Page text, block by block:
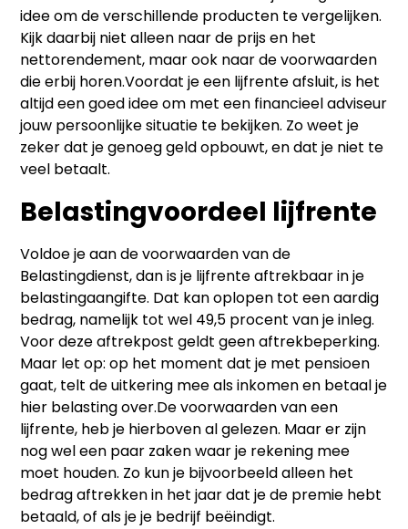
idee om de verschillende producten te vergelijken.
Kijk daarbij niet alleen naar de prijs en het
nettorendement, maar ook naar de voorwaarden
die erbij horen.Voordat je een lijfrente afsluit, is het
altijd een goed idee om met een financieel adviseur
jouw persoonlijke situatie te bekijken. Zo weet je
zeker dat je genoeg geld opbouwt, en dat je niet te
veel betaalt.
Belastingvoordeel lijfrente
Voldoe je aan de voorwaarden van de
Belastingdienst, dan is je lijfrente aftrekbaar in je
belastingaangifte. Dat kan oplopen tot een aardig
bedrag, namelijk tot wel 49,5 procent van je inleg.
Voor deze aftrekpost geldt geen aftrekbeperking.
Maar let op: op het moment dat je met pensioen
gaat, telt de uitkering mee als inkomen en betaal je
hier belasting over.De voorwaarden van een
lijfrente, heb je hierboven al gelezen. Maar er zijn
nog wel een paar zaken waar je rekening mee
moet houden. Zo kun je bijvoorbeeld alleen het
bedrag aftrekken in het jaar dat je de premie hebt
betaald, of als je je bedrijf beëindigt.